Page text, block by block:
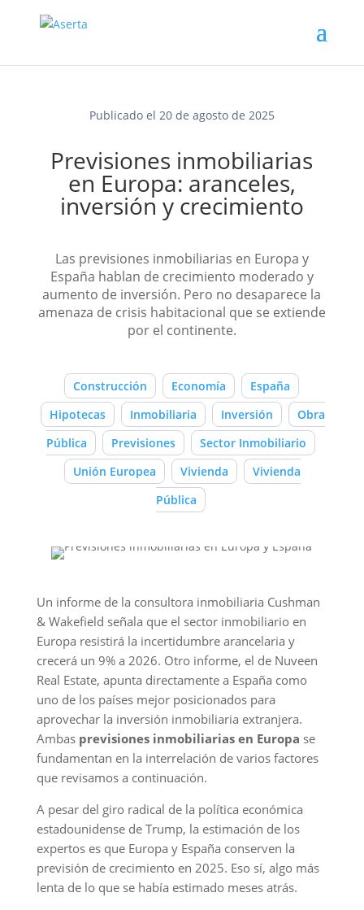
Publicado el 20 de agosto de 2025
Previsiones inmobiliarias
en Europa: aranceles,
inversión y crecimiento
Las previsiones inmobiliarias en Europa y
España hablan de crecimiento moderado y
aumento de inversión. Pero no desaparece la
amenaza de crisis habitacional que se extiende
por el continente.
Construcción Economía
España
Hipotecas
Inmobiliaria Inversión
Obra
Pública
Previsiones
Sector Inmobiliario
Unión Europea
Vivienda
Vivienda
Pública
Un informe de la consultora inmobiliaria Cushman
& Wakefield señala que el sector inmobiliario en
Europa resistirá la incertidumbre arancelaria y
crecerá un 9% a 2026. Otro informe, el de Nuveen
Real Estate, apunta directamente a España como
uno de los países mejor posicionados para
aprovechar la inversión inmobiliaria extranjera.
Ambas previsiones inmobiliarias en Europa se
fundamentan en la interrelación de varios factores
que revisamos a continuación.
A pesar del giro radical de la política económica
estadounidense de Trump, la estimación de los
expertos es que Europa y España conserven la
previsión de crecimiento en 2025. Eso sí, algo más
lenta de lo que se había estimado meses atrás.